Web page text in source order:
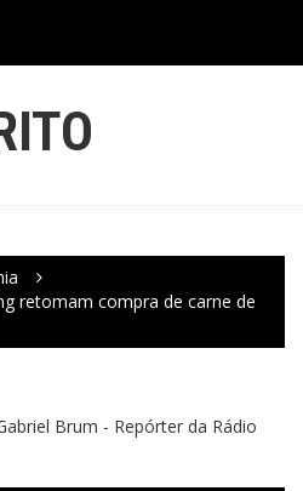
retomam compra de carne de
Brum - Repórter da Rádio